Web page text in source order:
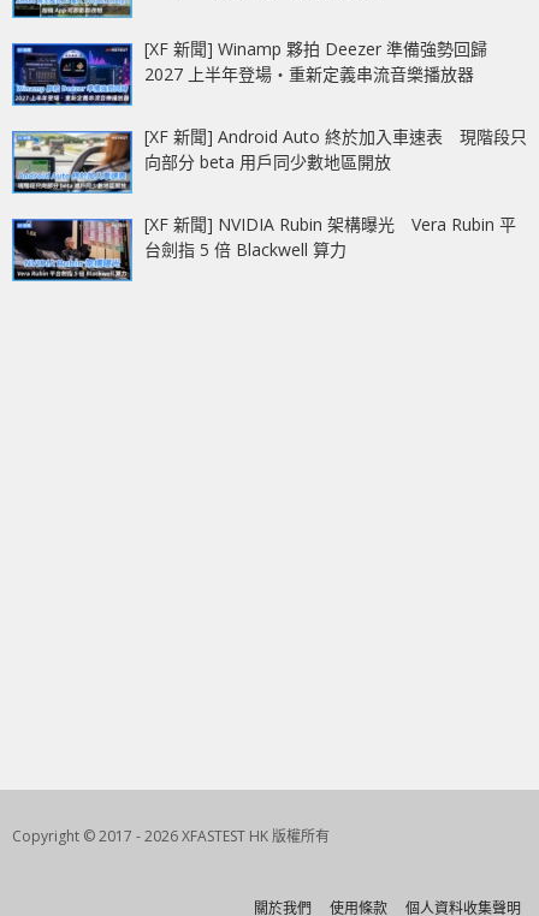
[XF 新聞] Winamp 夥拍 Deezer 準備強勢回歸
2027 上半年登場‧重新定義串流音樂播放器
[XF 新聞] Android Auto 終於加入車速表 現階段只
向部分 beta 用戶同少數地區開放
[XF 新聞] NVIDIA Rubin 架構曝光 Vera Rubin 平
台劍指 5 倍 Blackwell 算力
Copyright © 2017 - 2026 XFASTEST HK 版權所有
關於我們 使用條款 個人資料收集聲明